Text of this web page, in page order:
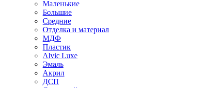
Маленькие
Большие
Средние
Отделка и материал
МДФ
Пластик
Alvic Luxe
Эмаль
Акрил
ДСП